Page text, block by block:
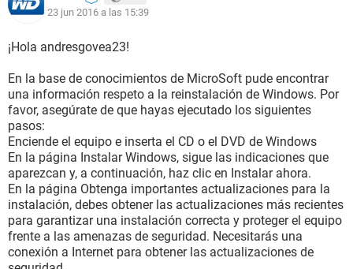
23 jun 2016 a las 15:39
¡Hola andresgovea23!
En la base de conocimientos de MicroSoft pude encontrar
una información respeto a la reinstalación de Windows. Por
favor, asegúrate de que hayas ejecutado los siguientes
pasos:
Enciende el equipo e inserta el CD o el DVD de Windows
En la página Instalar Windows, sigue las indicaciones que
aparezcan y, a continuación, haz clic en Instalar ahora.
En la página Obtenga importantes actualizaciones para la
instalación, debes obtener las actualizaciones más recientes
para garantizar una instalación correcta y proteger el equipo
frente a las amenazas de seguridad. Necesitarás una
conexión a Internet para obtener las actualizaciones de